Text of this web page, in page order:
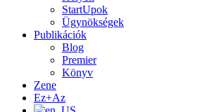
StartUpok
Ügynökségek
Publikációk
Blog
Premier
Könyv
Zene
Ez+Az